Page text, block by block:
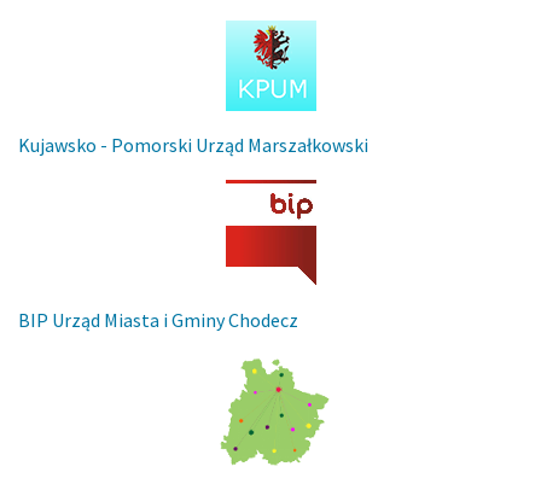
Kujawsko - Pomorski Urząd Marszałkowski
BIP Urząd Miasta i Gminy Chodecz